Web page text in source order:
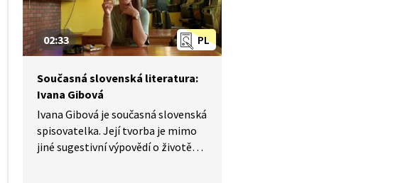
PL
02:33
Současná slovenská literatura:
Ivana Gibová
Ivana Gibová je současná slovenská
spisovatelka. Její tvorba je mimo
jiné sugestivní výpovědí o životě